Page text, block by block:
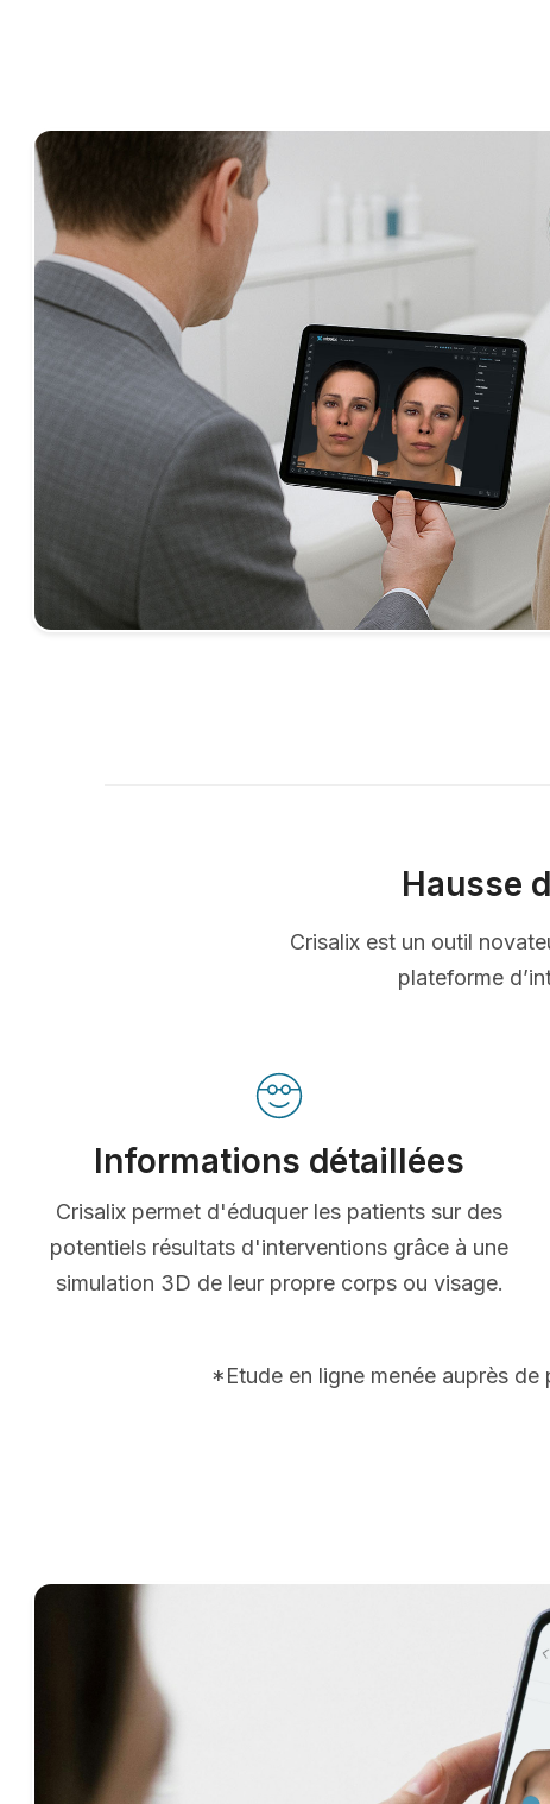
Hausse
Crisalix est un outil
plateforme
Informations détaillées
Crisalix permet d'éduquer les patients sur des
potentiels résultats d'interventions grâce à une
simulation 3D de leur propre corps ou visage.
*Etude en ligne menée auprès de